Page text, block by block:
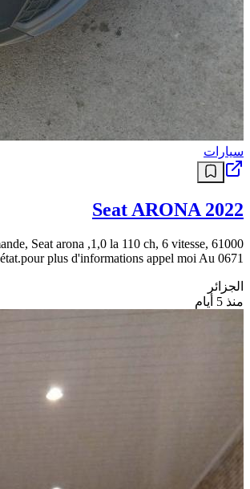
سيارات
Seat ARONA 2022
Seat arona ,1,0 la 110 ch, 6 vitesse, 61000
plus d'informations appel moi Au 0671,
الجزائر
منذ 5 أيام